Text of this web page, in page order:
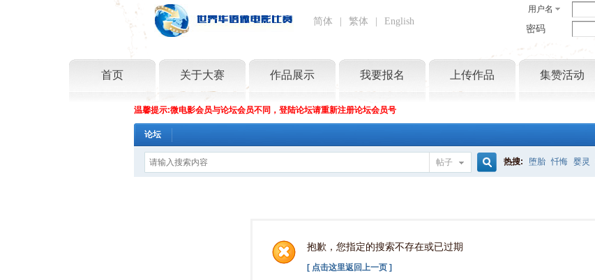
简体 繁体 English
用户名
密码
首页 关于大赛 作品展示 我要报名 上传作品 集赞活动
温馨提示:微电影会员与论坛会员不同，登陆论坛请重新注册论坛会员号
论坛
帖子 热搜: 堕胎 忏悔 婴灵
抱歉，您指定的搜索不存在或已过期
[ 点击这里返回上一页 ]